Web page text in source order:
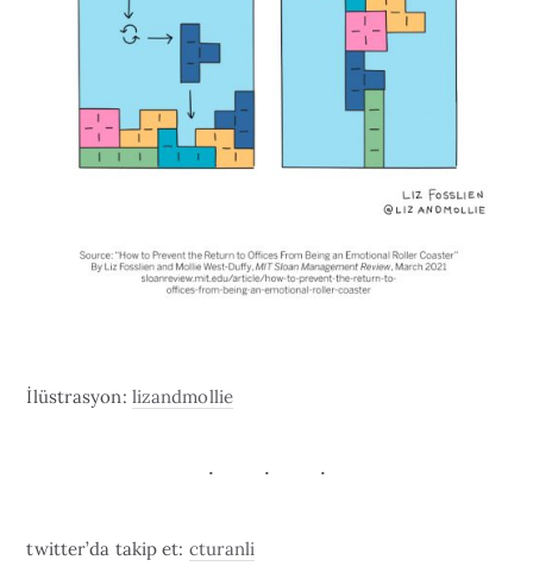
İlüstrasyon: lizandmollie
twitter’da takip et: cturanli